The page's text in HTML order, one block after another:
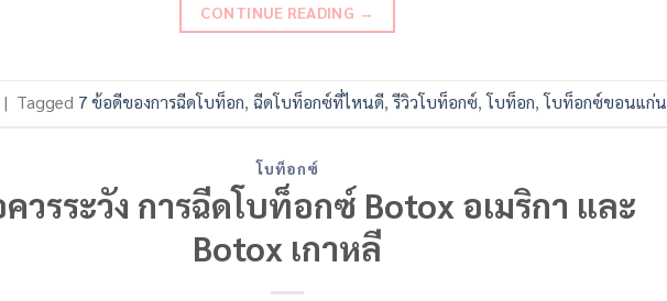
CONTINUE READING →
| Tagged 7 ข้อดีของการฉีดโบท็อก, ฉีดโบท็อกซ์ที่ไหนดี,รีวิวโบท็อกซ์,โบท็อก,โบท็อกซ์ขอนแก่น
โบท็อกซ์
วรระวัง การฉีดโบท็อกซ์ Botox อเมริกา และ
Botox เกาหลี